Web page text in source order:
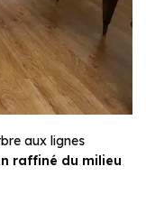
aux lignes
raffiné du milieu